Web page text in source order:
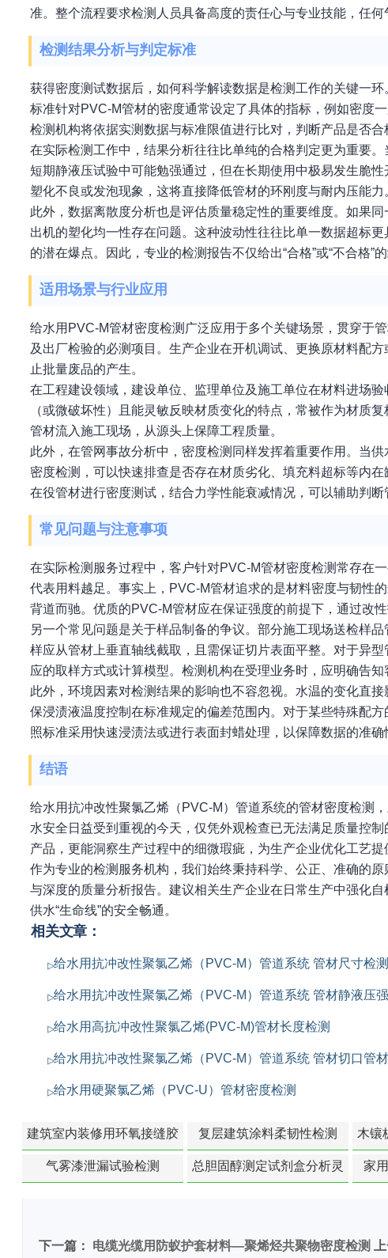
准。整个流程要求检测人员具备高度的责任心与专业技能，任
检测结果分析与判定标准
获得密度测试数据后，如何科学解读数据是检测工作的关键一
标准针对PVC-M管材的密度通常设定了具体的指标，例如密度
检测机构将依据实测数据与标准限值进行比对，判断产品是否合
在实际检测工作中，结果分析往往比单纯的合格判定更为重要
短期静液压试验中可能勉强通过，但在长期使用中极易发生脆
塑化不良或发泡现象，这将直接降低管材的环刚度与耐内压能力
此外，数据离散度分析也是评估质量稳定性的重要维度。如果
出机的塑化均一性存在问题。这种波动性往往比单一数据超标
的潜在爆点。因此，专业的检测报告不仅给出“合格”或“不合格
适用场景与行业应用
给水用PVC-M管材密度检测广泛应用于多个关键场景，贯穿于
及出厂检验的必测项目。生产企业在开机调试、更换原材料配
止批量废品的产生。
在工程建设领域，建设单位、监理单位及施工单位在材料进场
（或微破坏性）且能灵敏反映材质变化的特点，常被作为材质
管材流入施工现场，从源头上保障工程质量。
此外，在管网事故分析中，密度检测同样发挥着重要作用。当
密度检测，可以快速排查是否存在材质劣化、填充料超标等内
在役管材进行密度测试，结合力学性能衰减情况，可以辅助判
常见问题与注意事项
在实际检测服务过程中，客户针对PVC-M管材密度检测常存在
代表用料越足。事实上，PVC-M管材追求的是材料密度与韧性
背道而驰。优质的PVC-M管材应在保证强度的前提下，通过改
另一个常见问题是关于样品制备的争议。部分施工现场送检样
样应从管材上垂直轴线截取，且需保证切片表面平整。对于异
应的取样方式或计算模型。检测机构在受理业务时，应明确告
此外，环境因素对检测结果的影响也不容忽视。水温的变化直
保浸渍液温度控制在标准规定的偏差范围内。对于某些特殊配
照标准采用快速浸渍法或进行表面封蜡处理，以保障数据的准确
结语
给水用抗冲改性聚氯乙烯（PVC-M）管道系统的管材密度检测
水安全日益受到重视的今天，仅凭外观检查已无法满足质量控
产品，更能洞察生产过程中的细微瑕疵，为生产企业优化工艺提
作为专业的检测服务机构，我们始终秉持科学、公正、准确的
与深度的质量分析报告。建议相关生产企业在日常生产中强化
供水“生命线”的安全畅通。
相关文章：
给水用抗冲改性聚氯乙烯（PVC-M）管道系统 管材尺寸检测
给水用抗冲改性聚氯乙烯（PVC-M）管道系统 管材静液压
给水用高抗冲改性聚氯乙烯(PVC-M)管材长度检测
给水用抗冲改性聚氯乙烯（PVC-M）管道系统 管材切口管
给水用硬聚氯乙烯（PVC-U）管材密度检测
建筑室内装修用环氧接缝胶
苯含量检测
复层建筑涂料柔韧性检测 木镶
气雾漆泄漏试验检测
总胆固醇测定试剂盒分析灵
家
下一篇： 电缆光缆用防蚁护套材料—聚烯烃共聚物密度检测